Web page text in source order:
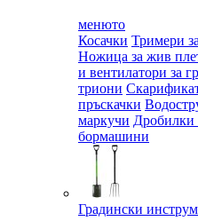
менюто
Косачки Тримери
Ножица за жив
и вентилатори за
триони
пръскачки
маркучи Дробилки
бормашини
Градински